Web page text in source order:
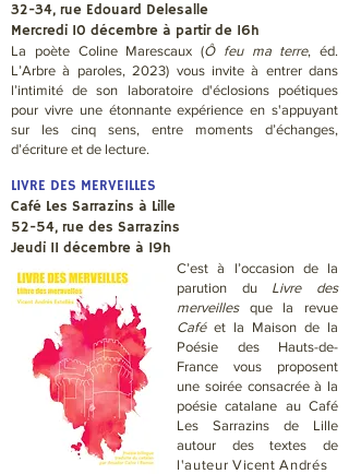
32-34, rue Edouard Delesalle
Mercredi 10 décembre à partir de 16h
La poète Coline Marescaux (Ô feu ma terre, éd.
L’Arbre à paroles, 2023) vous invite à entrer dans
l’intimité de son laboratoire d'éclosions poétiques
pour vivre une étonnante expérience en s'appuyant
sur les cinq sens, entre moments d’échanges,
d’écriture et de lecture.
LIVRE DES MERVEILLES
Café Les Sarrazins à Lille
52-54, rue des Sarrazins
Jeudi 11 décembre à 19h
C’est à l’occasion de la
parution du Livre des
merveillesque la revue
Caféet la Maison de la
Poésie des Hauts-de-
France vous proposent
une soirée consacrée à la
poésie catalane au Café
Les Sarrazins de Lille
autour des textes de
l'auteur Vicent Andrés